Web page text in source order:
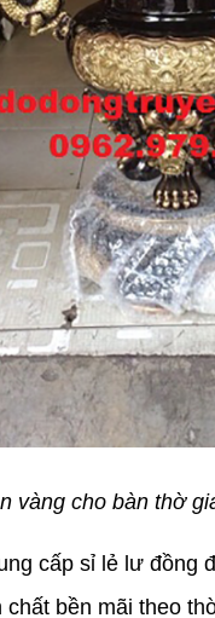
vàng cho bàn thờ
cấp sỉ lẻ lư đồng
bền mãi theo